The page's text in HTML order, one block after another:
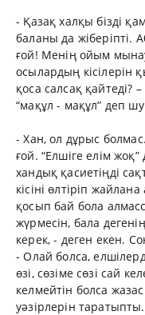
- Қазақ халқы бізді
баланы да жіберіпті.
ғой! Менің ойым
осылардың кісілерін
қоса салсақ қайтеді?
“мақұл - мақұл” деп
- Хан, ол дұрыс
ғой. “Елшіге елім
хандық қасиетіңді
кісіні өлтіріп
қосып бай бола
жүрмесін, бала
керек, - деген екен.
- Олай болса,
өзі, сөзіме сөзі сай
келмейтін болса
уәзірлерін таратыпты.